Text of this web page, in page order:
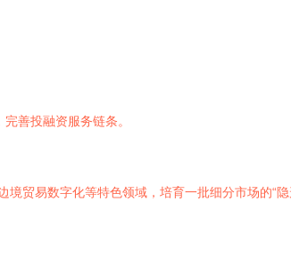
善投融资服务链条。
贸易数字化等特色领域，培育一批细分市场的“